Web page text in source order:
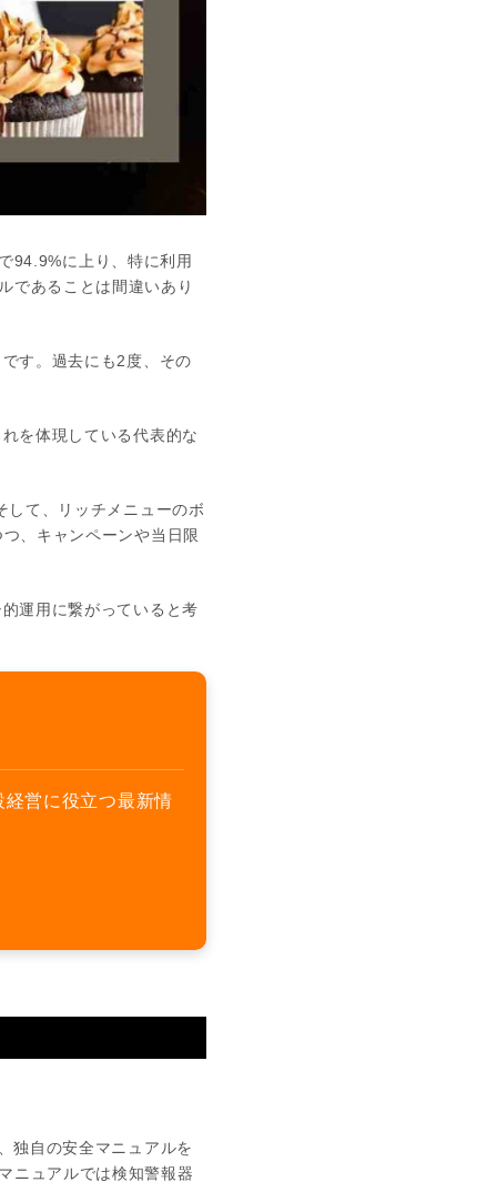
94.9%に上り、特に利用
であることは間違いあり
す。過去にも2度、その
を体現している代表的な
て、リッチメニューのボ
、キャンペーンや当日限
運用に繋がっていると考
営に役立つ最新情
独自の安全マニュアルを
ニュアルでは検知警報器